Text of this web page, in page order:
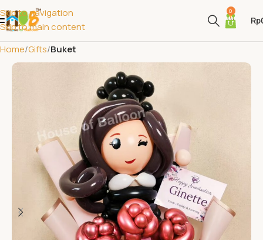
Skip to navigation
Skip to main content
0
Rp
Home Gifts Buket